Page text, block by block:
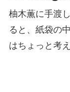
柚木薫に手渡
ると、紙袋の
はちょっと考